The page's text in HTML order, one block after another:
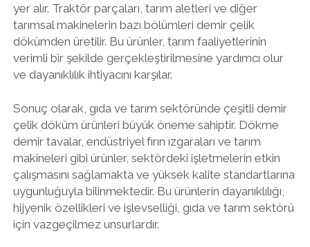
yer alır. Traktör parçaları, tarım aletleri ve diğer
tarımsal makinelerin bazı bölümleri demir çelik
dökümden üretilir. Bu ürünler, tarım faaliyetlerinin
verimli bir şekilde gerçekleştirilmesine yardımcı olur
ve dayanıklılık ihtiyacını karşılar.
Sonuç olarak, gıda ve tarım sektöründe çeşitli demir
çelik döküm ürünleri büyük öneme sahiptir. Dökme
demir tavalar, endüstriyel fırın ızgaraları ve tarım
makineleri gibi ürünler, sektördeki işletmelerin etkin
çalışmasını sağlamakta ve yüksek kalite standartlarına
uygunluğuyla bilinmektedir. Bu ürünlerin dayanıklılığı,
hijyenik özellikleri ve işlevselliği, gıda ve tarım sektörü
için vazgeçilmez unsurlardır.